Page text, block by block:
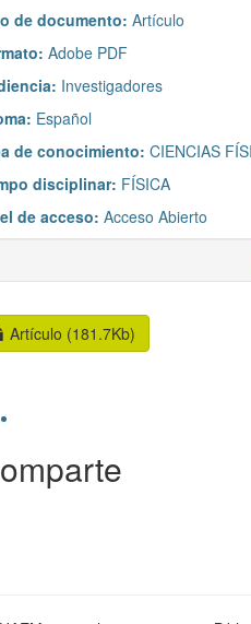
de documento: Artículo
Adobe PDF
Investigadores
Español
de conocimiento: CIENCIAS
disciplinar: FÍSICA
de acceso: Acceso Abierto
Artículo (181.7Kb)